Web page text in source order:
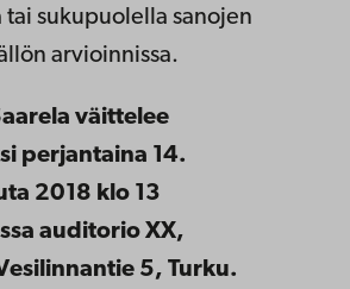
tai sukupuolella sanojen
arvioinnissa.
väittelee
perjantaina 14.
2018 klo 13
auditorio XX,
5, Turku.